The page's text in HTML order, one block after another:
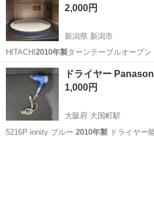
2,000円
新潟県 新潟市
HITACHI 2010年製ターンテーブルオープ
新潟 新潟市 キッチン家電
ドライヤー
1,000円
大阪府 大国町駅
5216P ionity ブルー 2010年製 ドライヤー